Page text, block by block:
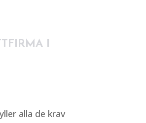
I
alla de krav